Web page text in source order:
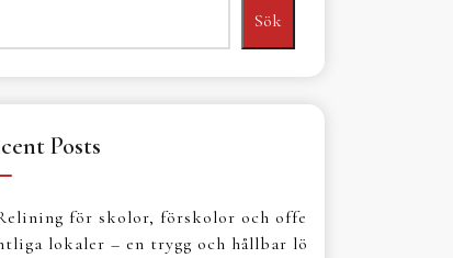
Sök
Posts
för skolor, förskolor och offe
lokaler – en trygg och hållbar lö